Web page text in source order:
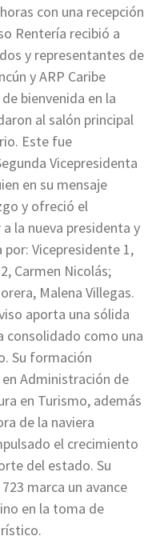
con una recepción
Rentería recibió a
y representantes de
y ARP Caribe
bienvenida en la
al salón principal
Este fue
Vicepresidenta
en su mensaje
y ofreció el
la nueva presidenta y
Vicepresidente 1,
Carmen Nicolás;
Malena Villegas.
aporta una sólida
consolidado como una
Su formación
Administración de
en Turismo, además
de la naviera
el crecimiento
del estado. Su
marca un avance
en la toma de